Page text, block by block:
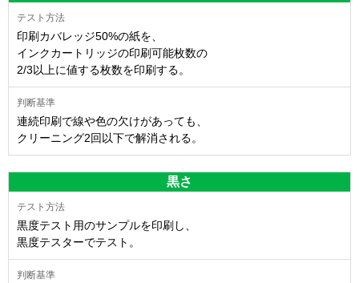
印刷カバレッジ50%の紙を、
インクカートリッジの印刷可能枚数の
2/3以上に値する枚数を印刷する。
連続印刷で線や色の欠けがあっても、
クリーニング2回以下で解消される。
黒さ
黒度テスト用のサンプルを印刷し、
黒度テスターでテスト。